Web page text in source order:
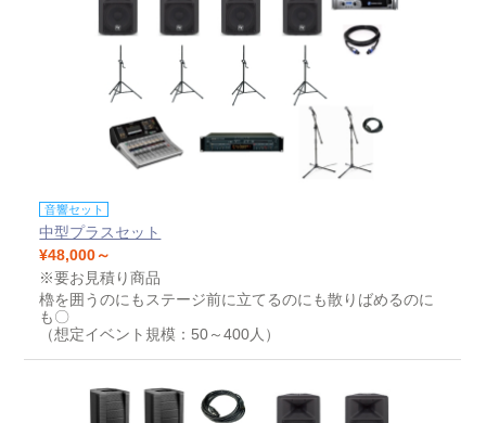
音響セット
中型プラスセット
¥48,000～
※要お見積り商品
櫓を囲うのにもステージ前に立てるのにも散りばめるのに
も〇
（想定イベント規模：50～400人）